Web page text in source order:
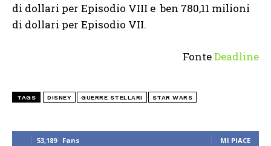
53,189 Fans MI PIACE
di dollari per Episodio VIII e ben 780,11 milioni
di dollari per Episodio VII.
FonteDeadline
TAGS DISNEY GUERRE STELLARI STAR WARS